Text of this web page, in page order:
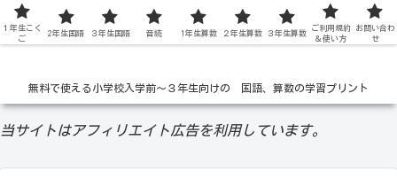
低学年の無料学習ドリル
無料で使える小学校入学前〜３年生向けの 国語、算数の学習プリント
当サイトはアフィリエイト広告を利用しています。
１年生こく
ご
2年生国語 ３年生国語 音読 1年生算数 ２年生算数 ３年生算数
ご利用規約
＆使い方
お問い合わ
せ